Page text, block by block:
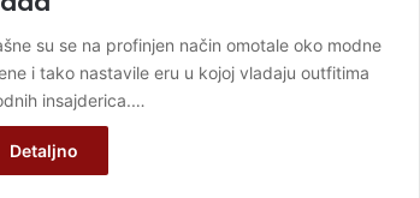
su se na profinjen način omotale oko modne
i tako nastavile eru u kojoj vladaju outfitima
insajderica.…
Detaljno